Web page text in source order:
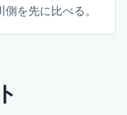
を先に比べる。